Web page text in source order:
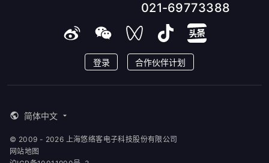
021-69773388
登录 合作伙伴计划
简体中文
© 2009 - 2026 上海悠络客电子科技股份有限公司
网站地图